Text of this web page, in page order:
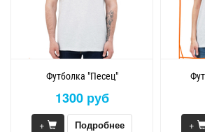
Футболка "Песец"
1300 руб
+ Подробнее +